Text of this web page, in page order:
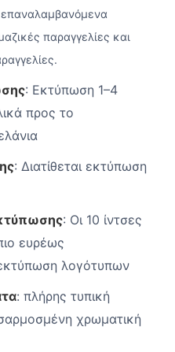
επαναλαμβανόμενα
παραγγελίες και
: Εκτύπωση 1–4
προς το
: Διατίθεται εκτύπωση
: Οι 10 ίντσες
ευρέως
λογότυπων
: πλήρης τυπική
χρωματική